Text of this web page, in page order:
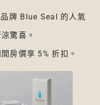
品牌 Blue Seal 的人氣
驚喜。
房價享 5% 折扣。